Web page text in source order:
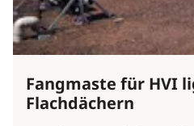
Fangmaste für HVI
Flachdächern